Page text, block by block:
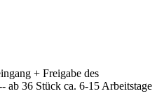
+ Freigabe des
ab 36 Stück ca. 6-15 Arbeitstage